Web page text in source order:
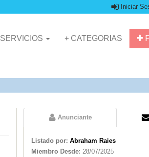
Iniciar
SERVICIOS + CATEGORIAS
Anunciante
Listado por: Abraham Raies
Miembro Desde: 28/07/2025